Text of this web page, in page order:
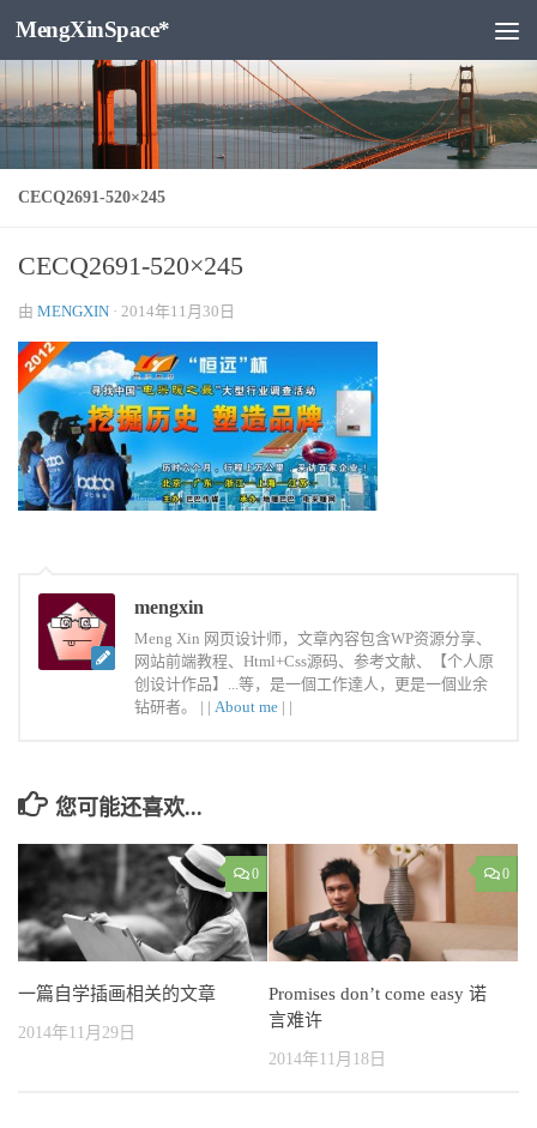
跳至内容
MengXinSpace*
CECQ2691-520×245
CECQ2691-520×245
由 MENGXIN · 2014年11月30日
mengxin
Meng Xin 网页设计师，文章內容包含WP资源分享、
网站前端教程、Html+Css源码、参考文献、【个人原
创设计作品】...等，是一個工作達人，更是一個业余
钻研者。 | | About me | |
您可能还喜欢...
0
一篇自学插画相关的文章
2014年11月29日
0
Promises don’t come easy 诺
言难许
2014年11月18日